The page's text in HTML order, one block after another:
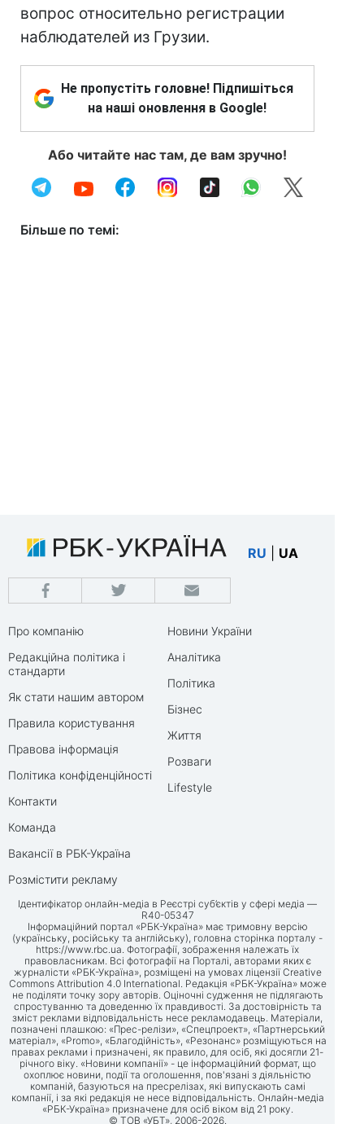
вопрос относительно регистрации
наблюдателей из Грузии.
Не пропустіть головне! Підпишіться
на наші оновлення в Google!
Або читайте нас там, де вам зручно!
Більше по темі:
RU UA
Про компанію
Редакційна політика і
стандарти
Як стати нашим автором
Правила користування
Правова інформація
Політика конфіденційності
Контакти
Команда
Вакансії в РБК-Україна
Розмістити рекламу
Новини України
Аналітика
Політика
Бізнес
Життя
Розваги
Lifestyle
Ідентифікатор онлайн-медіа в Реєстрі суб’єктів у сфері медіа —
R40-05347
Інформаційний портал «РБК-Україна» має тримовну версію
(українську, російську та англійську), головна сторінка порталу -
https://www.rbc.ua. Фотографії, зображення належать їх
правовласникам. Всі фотографії на Порталі, авторами яких є
журналісти «РБК-Україна», розміщені на умовах ліцензії Creative
Commons Attribution 4.0 International. Редакція «РБК-Україна» може
не поділяти точку зору авторів. Оціночні судження не підлягають
спростуванню та доведенню їх правдивості. За достовірність та
зміст реклами відповідальність несе рекламодавець. Матеріали,
позначені плашкою: «Прес-релізи», «Спецпроект», «Партнерський
матеріал», «Promo», «Благодійність», «Резонанс» розміщуються на
правах реклами і призначені, як правило, для осіб, які досягли 21-
річного віку. «Новини компанії» - це інформаційний формат, що
охоплює новини, події та оголошення, пов'язані з діяльністю
компаній, базуються на пресрелізах, які випускають самі
компанії, і за які редакція не несе відповідальність. Онлайн-медіа
«РБК-Україна» призначене для осіб віком від 21 року.
© ТОВ «УБТ», 2006-2026.